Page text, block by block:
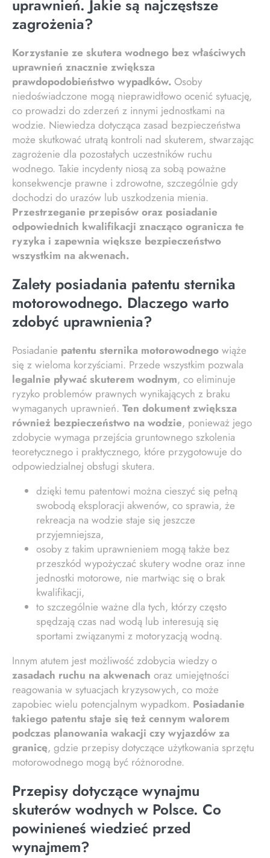
uprawnień. Jakie są najczęstsze
zagrożenia?
Korzystanie ze skutera wodnego bez właściwych
uprawnień znacznie zwiększa
prawdopodobieństwo wypadków. Osoby
niedoświadczone mogą nieprawidłowo ocenić sytuację,
co prowadzi do zderzeń z innymi jednostkami na
wodzie. Niewiedza dotycząca zasad bezpieczeństwa
może skutkować utratą kontroli nad skuterem, stwarzając
zagrożenie dla pozostałych uczestników ruchu
wodnego. Takie incydenty niosą za sobą poważne
konsekwencje prawne i zdrowotne, szczególnie gdy
dochodzi do urazów lub uszkodzenia mienia.
Przestrzeganie przepisów oraz posiadanie
odpowiednich kwalifikacji znacząco ogranicza te
ryzyka i zapewnia większe bezpieczeństwo
wszystkim na akwenach.
Zalety posiadania patentu sternika
motorowodnego. Dlaczego warto
zdobyć uprawnienia?
Posiadanie patentu sternika motorowodnego wiąże
się z wieloma korzyściami. Przede wszystkim pozwala
legalnie pływać skuterem wodnym, co eliminuje
ryzyko problemów prawnych wynikających z braku
wymaganych uprawnień. Ten dokument zwiększa
również bezpieczeństwo na wodzie, ponieważ jego
zdobycie wymaga przejścia gruntownego szkolenia
teoretycznego i praktycznego, które przygotowuje do
odpowiedzialnej obsługi skutera.
dzięki temu patentowi można cieszyć się pełną
swobodą eksploracji akwenów, co sprawia, że
rekreacja na wodzie staje się jeszcze
przyjemniejsza,
osoby z takim uprawnieniem mogą także bez
przeszkód wypożyczać skutery wodne oraz inne
jednostki motorowe, nie martwiąc się o brak
kwalifikacji,
to szczególnie ważne dla tych, którzy często
spędzają czas nad wodą lub interesują się
sportami związanymi z motoryzacją wodną.
Innym atutem jest możliwość zdobycia wiedzy o
zasadach ruchu na akwenach oraz umiejętności
reagowania w sytuacjach kryzysowych, co może
zapobiec wielu potencjalnym wypadkom. Posiadanie
takiego patentu staje się też cennym walorem
podczas planowania wakacji czy wyjazdów za
granicę, gdzie przepisy dotyczące użytkowania sprzętu
motorowodnego mogą być różnorodne.
Przepisy dotyczące wynajmu
skuterów wodnych w Polsce. Co
powinieneś wiedzieć przed
wynajmem?